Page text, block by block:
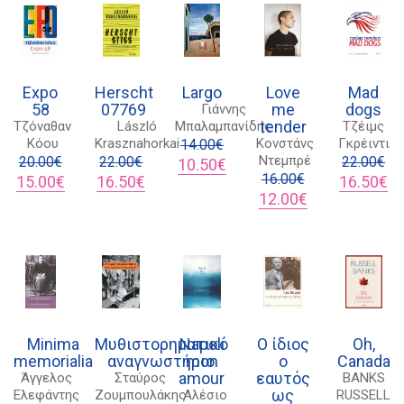
Expo
58
Τζόναθαν
Κόου
20.00€
Original
price
15.00€Η
τρέχουσα
Herscht
07769
László
Krasznahorkai
22.00€
Original
price
16.50€
τρέχουσα
Largo
Γιάννης
Μπαλαμπανίδης
14.00€
Original
price
10.50€Η
τρέχουσα
Love
me
tender
Κονστάνς
Ντεμπρέ
16.00€
Original
price
12.00€Η
τρέχουσα
Mad
dogs
Τζέιμς
Γκρέιντι
22.00€
Original
price
16.50€
Minima
memorialia
Άγγελος
Ελεφάντης
Mυθιστορηματικό
αναγνωστήριο
Σταύρος
Ζουμπουλάκης
Napoli
mon
amour
Αλέσιο
O ίδιος
ο
εαυτός
ως
Oh,
Canada
BANKS
RUSSELL